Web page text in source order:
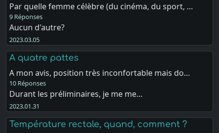
Par quelle femme célèbre (du cinéma, du sport, …
9 Réponses
Aucun d'autre?
2023.03.05
A quatre pattes
A mon avis, position très inconfortable mais do…
10 Réponses
Durant les préliminaires, je me me…
2023.01.31
Température rectale, quand, comment ?